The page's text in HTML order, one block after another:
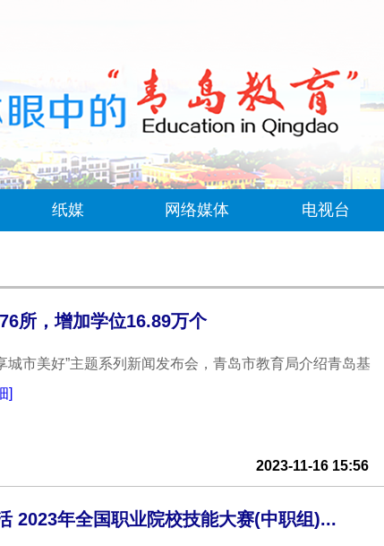
纸媒 网络媒体 电视台
所，增加学位16.89万个
市美好”主题系列新闻发布会，青岛市教育局介绍青岛基
]
2023-11-16 15:56
2023年全国职业院校技能大赛(中职组)...